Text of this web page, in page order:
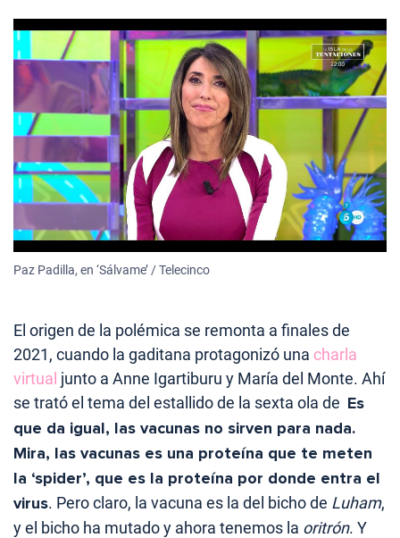
Paz Padilla, en ‘Sálvame’ / Telecinco
El origen de la polémica se remonta a finales de
2021, cuando la gaditana protagonizó una charla
virtual junto a Anne Igartiburu y María del Monte. Ahí
se trató el tema del estallido de la sexta ola de Es
que da igual, las vacunas no sirven para nada.
Mira, las vacunas es una proteína que te meten
la ‘spider’, que es la proteína por donde entra el
virus. Pero claro, la vacuna es la del bicho de Luham,
y el bicho ha mutado y ahora tenemos la oritrón. Y